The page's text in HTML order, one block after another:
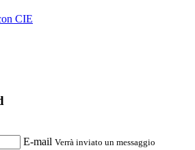
CIE
E-mail Verrà inviato un messaggio